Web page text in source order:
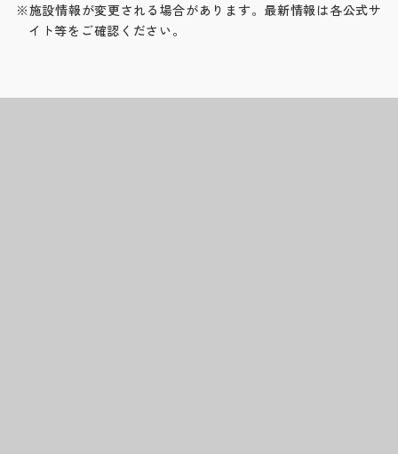
※施設情報が変更される場合があります。最新情報は各公式サ
イト等をご確認ください。